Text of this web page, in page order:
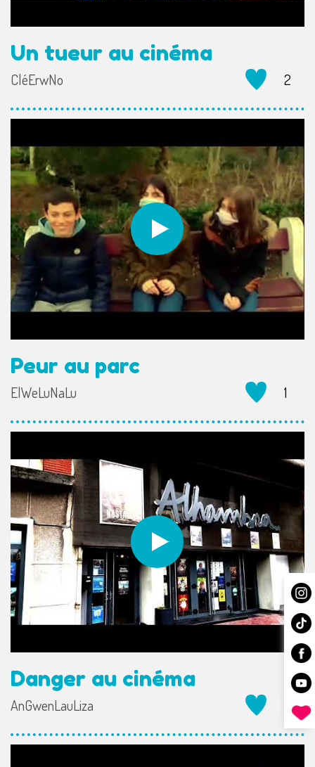
Un tueur au cinéma
CléErwNo 2
Peur au parc
ElWeLuNaLu 1
Danger au cinéma
AnGwenLauLiza 2